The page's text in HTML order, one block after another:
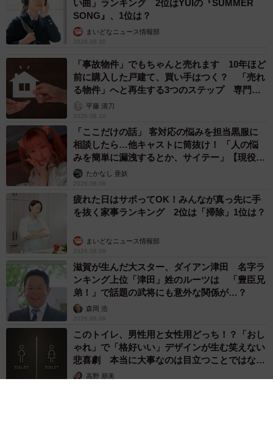
い曲」ランキング 2位はYUIの『SUMMER
SONG』、1位は？
まいどなニュース情報部
2026.08.10
「事故物件」でもちゃんと売れます 10年ほど
前に購入した戸建て、買い手はつく？ 「売れ
る物件」へと再生する3つのステップ 専門家
が解説平藤 清刀
2026.08.10
「ここだけの話」 客対応の悩みを担当黒服に
相談したら…他キャストに筒抜け！ 「人の悩
みを簡単に漏洩するとか、サイテー」【現役キ
ャストに取材】
たかなし 亜妖
2026.08.09
疲れた日はサボってOK！みんなが真っ先に手
を抜く家事ランキング 2位は「掃除」1位は？
まいどなニュース情報部
2026.08.09
滋賀が生んだ大スター、ダイアン津田 名字ラ
ンキング上位「津田」姓のルーツは 「豊臣兄
弟！」で話題の武将にも意外な関係が…？
森岡 浩
2026.08.09
このトイレ、男性用と女性用どっち！？「おし
ゃれ」で「格好いい」デザインが生む笑えない
悲喜劇 本当に大事なのは目立つことではな
く…高野 朋美